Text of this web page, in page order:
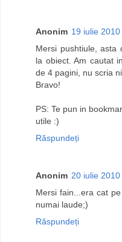
Anonim 19 iulie
Mersi pushtiule, asta
la obiect. Am cautat
de 4 pagini, nu scria
Bravo!
PS: Te pun in
utile :)
Răspundeți
Anonim 20 iulie
Mersi fain...era cat
numai laude;)
Răspundeți